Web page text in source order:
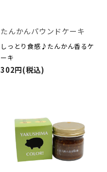
たんかんパウンドケーキ
しっとり食感♪たんかん香るケ
ーキ
302円(税込)